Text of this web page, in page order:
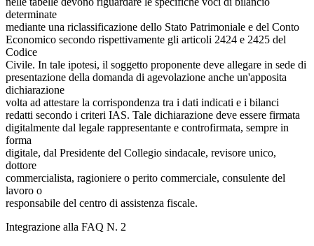
determinate
mediante una riclassificazione dello Stato Patrimoniale e del Conto
Economico secondo rispettivamente gli articoli 2424 e 2425 del
Codice
Civile. In tale ipotesi, il soggetto proponente deve allegare in sede di
presentazione della domanda di agevolazione anche un'apposita
dichiarazione
volta ad attestare la corrispondenza tra i dati indicati e i bilanci
redatti secondo i criteri IAS. Tale dichiarazione deve essere firmata
digitalmente dal legale rappresentante e controfirmata, sempre in
forma
digitale, dal Presidente del Collegio sindacale, revisore unico,
dottore
commercialista, ragioniere o perito commerciale, consulente del
lavoro o
responsabile del centro di assistenza fiscale.
Integrazione alla FAQ N. 2